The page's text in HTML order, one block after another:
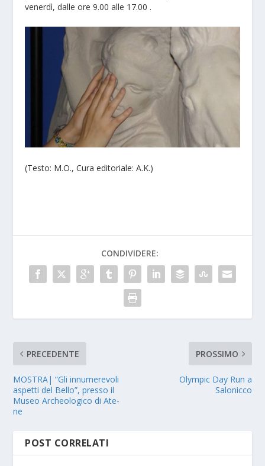
venerdì, dalle ore 9.00 alle 17.00 .
(Testo: M.O., Cura editoriale: A.K.)
CONDIVIDERE:
PRECEDENTE
MOSTRA| “Gli in­nu­me­re­vo­li
aspet­ti del­ Bel­lo”, pres­so il
Mu­seo Ar­cheo­lo­gi­co di Ate­
ne
PROSSIMO
Olympic Day Run a
Salonicco
POST CORRELATI